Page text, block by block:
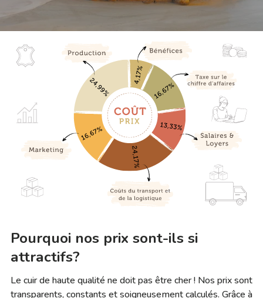
Pourquoi nos prix sont-ils si
attractifs?
Le cuir de haute qualité ne doit pas être cher ! Nos prix sont
transparents, constants et soigneusement calculés. Grâce à